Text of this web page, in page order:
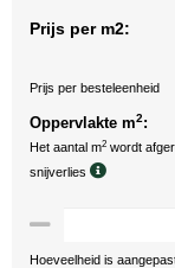
Prijs per m2:
Prijs per besteleenheid
Oppervlakte m2:
Het aantal m2 wordt
snijverlies
Hoeveelheid is